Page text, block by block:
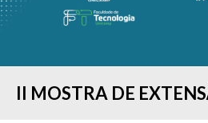
II MOSTRA DE
CONCURSO "MINHA
COLAÇÃO DE GRAU -
ESTUDANTES DA FT-
RESULTADO DO
IMAGELAB DA FT/
COMISSÃO DE
FT SEDIA “I SIMPÓSIO
FT REALIZA O I